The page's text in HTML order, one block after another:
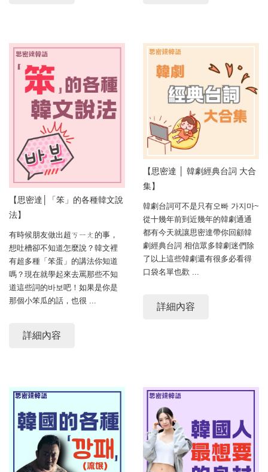
【思密達│「笨」的各種韓文說
法】
有時候朋友做出超ㄎㄧㄤ的事，
想吐槽卻不知道怎麼說？韓文裡
有超多種「笨蛋」的講法你知道
嗎？現在就學起來去罵那些不知
道這些詞的바보吧！如果是你是
那個小笨瓜的話，也很 ...
詳細內容
【思密達 │ 韓劇經典台詞 大合
集】
韓劇台詞可不是只有오빠 가지마~
從十幾年前到近幾年的韓劇通通
都有今天就讓思密達帶你回顧韓
劇經典台詞 相信眾多韓劇迷們除
了以上這些韓劇還有很多必看得
口袋名單也歡 ...
詳細內容